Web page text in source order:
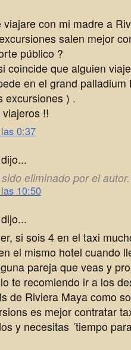
con mi madre a
salen mejor
público ?
coincide que alguien
en el grand palladium
excursiones ) .
!!
0:37
dijo...
eliminado por el autor.
10:50
dijo...
si sois 4 en el taxi
el mismo hotel cuando
pareja que veas y
te recomiendo ir a los
de Riviera Maya como
es mejor contratar
y necesitas ´tiempo